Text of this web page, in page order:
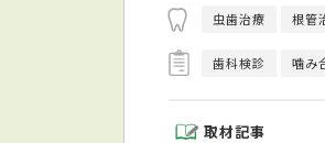
虫歯治療 根管
歯科検診 噛み
取材記事